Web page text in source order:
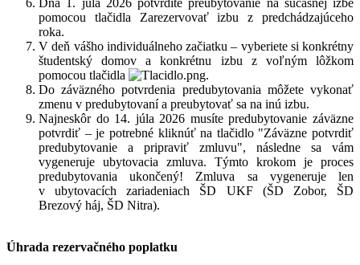
Dňa 1. júla 2026 potvrdíte preubytovanie na súčasnej izbe
pomocou tlačidla Zarezervovať izbu z predchádzajúceho
roka.
V deň vášho individuálneho začiatku – vyberiete si konkrétny
študentský domov a konkrétnu izbu z voľným lôžkom
pomocou tlačidla
.
Do záväzného potvrdenia predubytovania môžete vykonať
zmenu v predubytovaní a preubytovať sa na inú izbu.
Najneskôr do 14. júla 2026 musíte predubytovanie záväzne
potvrdiť – je potrebné kliknúť na tlačidlo "Záväzne potvrdiť
predubytovanie a pripraviť zmluvu", následne sa vám
vygeneruje ubytovacia zmluva. Týmto krokom je proces
predubytovania ukončený! Zmluva sa vygeneruje len
v ubytovacích zariadeniach ŠD UKF (ŠD Zobor, ŠD
Brezový háj, ŠD Nitra).
Úhrada rezervačného poplatku